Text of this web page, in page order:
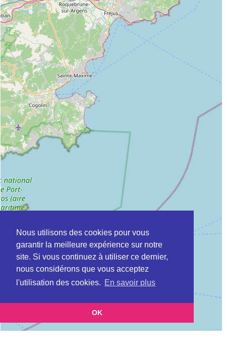
Nous utilisons des cookies pour vous
garantir la meilleure expérience sur notre
site. Si vous continuez à utiliser ce dernier,
nous considérons que vous acceptez
l'utilisation des cookies. En savoir plus
OK